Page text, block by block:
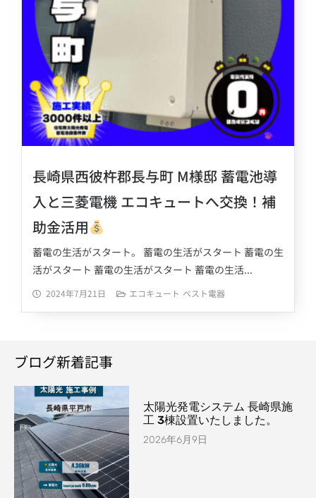
長崎県西彼杵郡長与町 M様邸 蓄電池導
入と三菱電機 エコキュートへ交換！補
助金活用
蓄電の生活がスタート。 蓄電の生活がスタート 蓄電の生
活がスタート 蓄電の生活がスタート 蓄電の生活...
2024年7月21日 エコキュート ベスト電器
ブログ新着記事
太陽光発電システム 長崎県施
工 3棟設置いたしました。
2026年6月9日